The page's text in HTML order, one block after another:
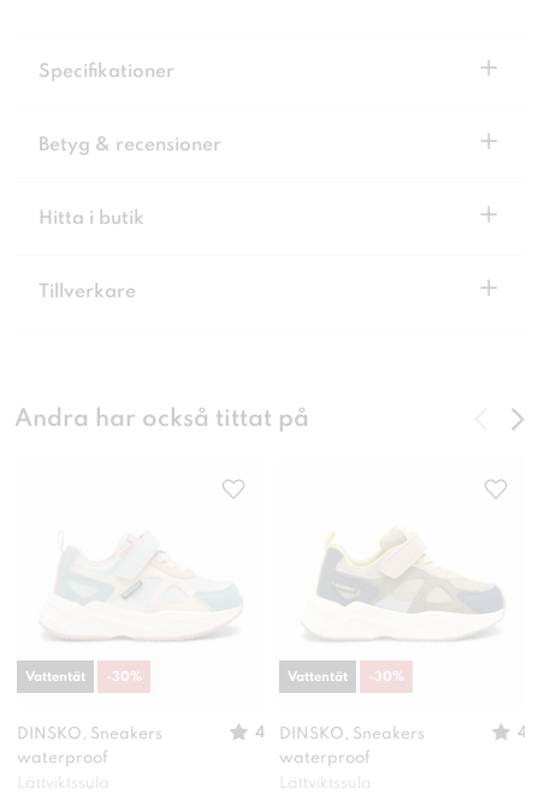
Specifikationer +
Betyg & recensioner +
Hitta i butik +
Tillverkare +
Andra har också tittat på
DINSKO, Sneakers
waterproof
4
Lättviktssula
Vattentät -30%
DINSKO, Sneakers
waterproof
4
Lättviktssula
Vattentät -30%